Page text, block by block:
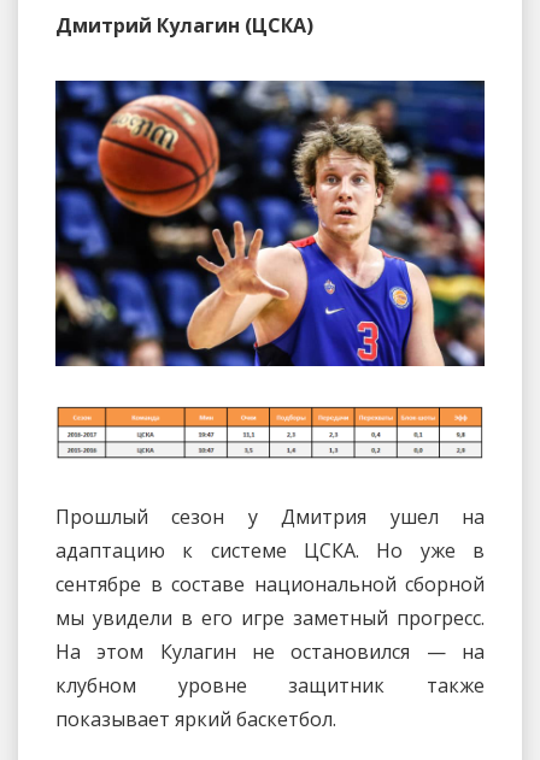
Дмитрий Кулагин (ЦСКА)
Прошлый сезон у Дмитрия ушел на
адаптацию к системе ЦСКА. Но уже в
сентябре в составе национальной сборной
мы увидели в его игре заметный прогресс.
На этом Кулагин не остановился — на
клубном уровне защитник также
показывает яркий баскетбол.